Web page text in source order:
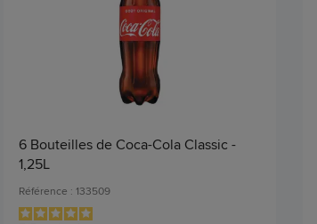
6 Bouteilles de Coca-Cola Classic -
1,25L
Référence : 133509